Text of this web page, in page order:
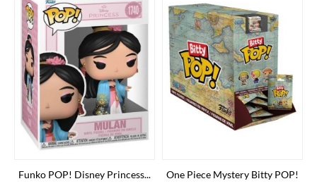
Funko POP! Disney Princess... One Piece Mystery Bitty POP!